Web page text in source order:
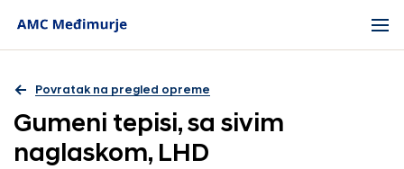
Povratak na pregled opreme
Gumeni tepisi, sa sivim
naglaskom, LHD